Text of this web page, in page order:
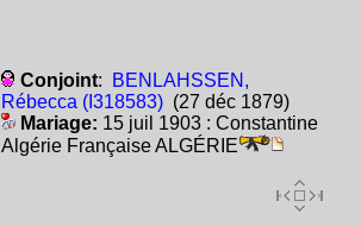
Conjoint:
BENLAHSSEN,
Rébecca (I318583)(27 déc 1879)
Mariage: 15 juil 1903 : Constantine
Algérie Française ALGÉRIE